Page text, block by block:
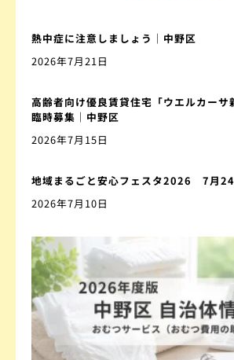
熱中症に注意しましょう｜中野区
2026年7月21日
高齢者向け優良賃貸住宅「ウエルカーサ
臨時募集｜中野区
2026年7月15日
地域まるごと安心フェスタ2026 7月
2026年7月10日